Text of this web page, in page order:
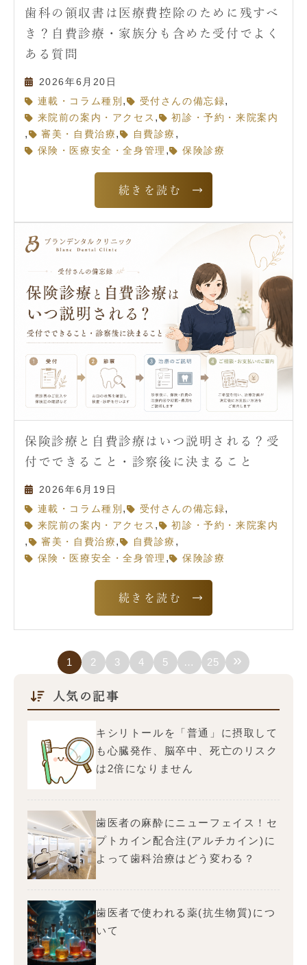
歯科の領収書は医療費控除のために残すべ
き？自費診療・家族分も含めた受付でよく
ある質問
2026年6月20日
連載・コラム種別 , 受付さんの備忘録,
来院前の案内・アクセス , 初診・予約・来院案内
, 審美・自費治療 , 自費診療 ,
保険・医療安全・全身管理 , 保険診療
続きを読む
保険診療と自費診療はいつ説明される？受
付でできること・診察後に決まること
2026年6月19日
連載・コラム種別 , 受付さんの備忘録,
来院前の案内・アクセス , 初診・予約・来院案内
, 審美・自費治療 , 自費診療 ,
保険・医療安全・全身管理 , 保険診療
続きを読む
1 2 3 4 5 … 25 »
人気の記事
キシリトールを「普通」に摂取して
も心臓発作、脳卒中、死亡のリスク
は2倍になりません
歯医者の麻酔にニューフェイス！セ
プトカイン配合注(アルチカイン)に
よって歯科治療はどう変わる？
歯医者で使われる薬(抗生物質)につ
いて